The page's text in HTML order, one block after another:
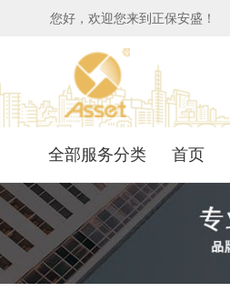
您好，欢迎您来到正保安盛！
全部服务分类 首页